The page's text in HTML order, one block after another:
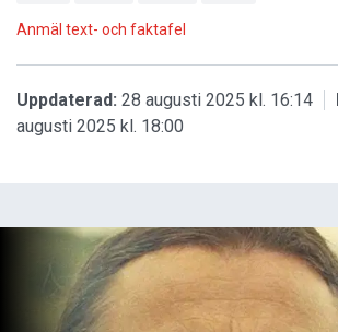
Anmäl text- och faktafel
Uppdaterad: 28 augusti 2025 kl. 16:14
augusti 2025 kl. 18:00